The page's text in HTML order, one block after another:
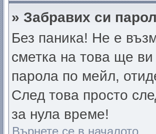
» Забравих си
Без паника! Не е
сметка на това ще
парола по мейл,
След това просто
за нула време!